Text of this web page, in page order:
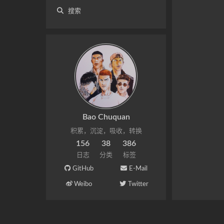
搜索
Bao Chuquan
积累，沉淀，吸收，转换
156
日志
38
分类
386
标签
GitHub E-Mail
Weibo Twitter